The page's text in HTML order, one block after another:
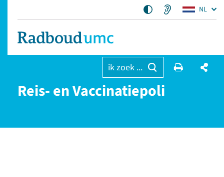
NL
ik zoek ...
Reis- en Vaccinatiepoli